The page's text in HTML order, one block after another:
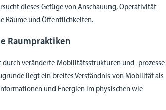
dieses Gefüge von Anschauung, Operativität
Räume und Öffentlichkeiten.
Raumpraktiken
durch veränderte Mobilitätsstrukturen und -prozesse
liegt ein breites Verständnis von Mobilität als
und Energien im physischen wie